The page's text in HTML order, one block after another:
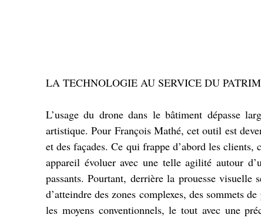
LA TECHNOLOGIE AU SERVICE DU
L’usage du drone dans le bâtiment dépasse
artistique. Pour François Mathé, cet outil est
et des façades. Ce qui frappe d’abord les
appareil évoluer avec une telle agilité autour
passants. Pourtant, derrière la prouesse
d’atteindre des zones complexes, des sommets
les moyens conventionnels, le tout avec une